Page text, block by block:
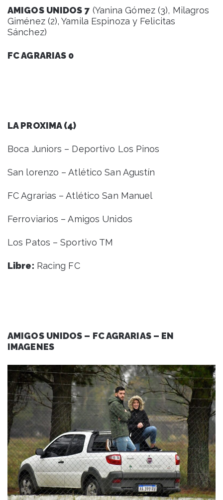
AMIGOS UNIDOS 7 (Yanina Gómez (3), Milagros
Giménez (2), Yamila Espinoza y Felicitas
Sánchez)
FC AGRARIAS 0
LA PROXIMA (4)
Boca Juniors – Deportivo Los Pinos
San lorenzo – Atlético San Agustín
FC Agrarias – Atlético San Manuel
Ferroviarios – Amigos Unidos
Los Patos – Sportivo TM
Libre: Racing FC
AMIGOS UNIDOS – FC AGRARIAS – EN
IMAGENES